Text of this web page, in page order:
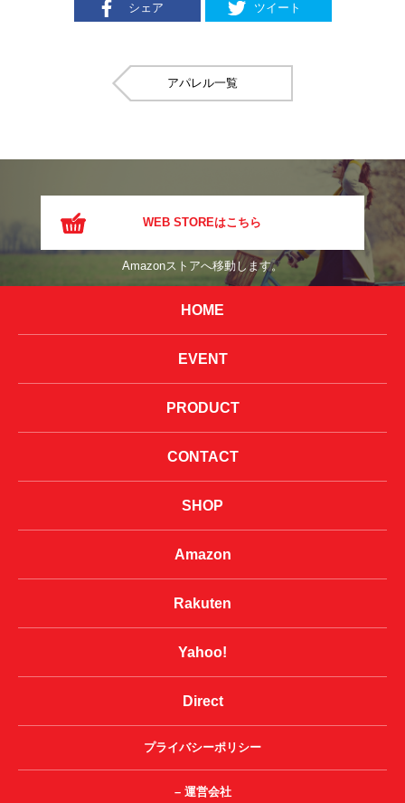
シェア ツイート
アパレル
WEB STOREはこちら
Amazonストアへ移動します。
HOME
EVENT
PRODUCT
CONTACT
SHOP
Amazon
Rakuten
Yahoo!
Direct
プライバシーポリシー
– 運営会社